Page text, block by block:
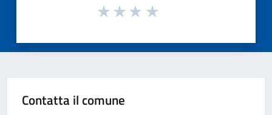
Contatta il comune